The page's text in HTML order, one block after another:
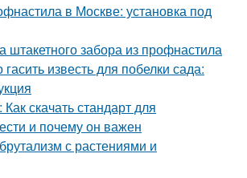
в Москве: установка под
штакетного забора из профнастила
известь для побелки сада:
скачать стандарт для
и почему он важен
с растениями и